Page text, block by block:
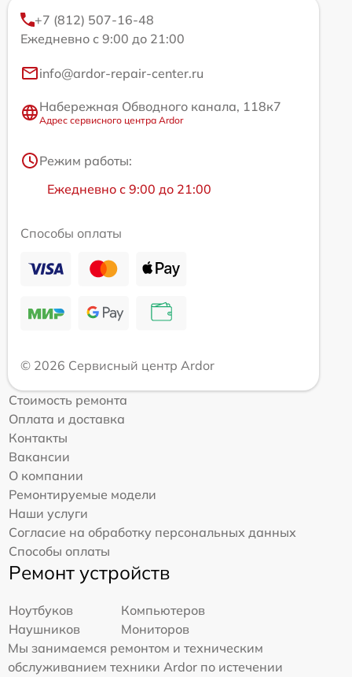
+7 (812) 507-16-48
Ежедневно с 9:00 до 21:00
info@ardor-repair-center.ru
Набережная Обводного канала, 118к7
Адрес сервисного центра Ardor
Режим работы:
Ежедневно с 9:00 до 21:00
Способы оплаты
© 2026 Сервисный центр Ardor
Стоимость ремонта
Оплата и доставка
Контакты
Вакансии
О компании
Ремонтируемые модели
Наши услуги
Согласие на обработку персональных данных
Способы оплаты
Ремонт устройств
Ноутбуков
Компьютеров
Наушников
Мониторов
Мы занимаемся ремонтом и техническим
обслуживанием техники Ardor по истечении